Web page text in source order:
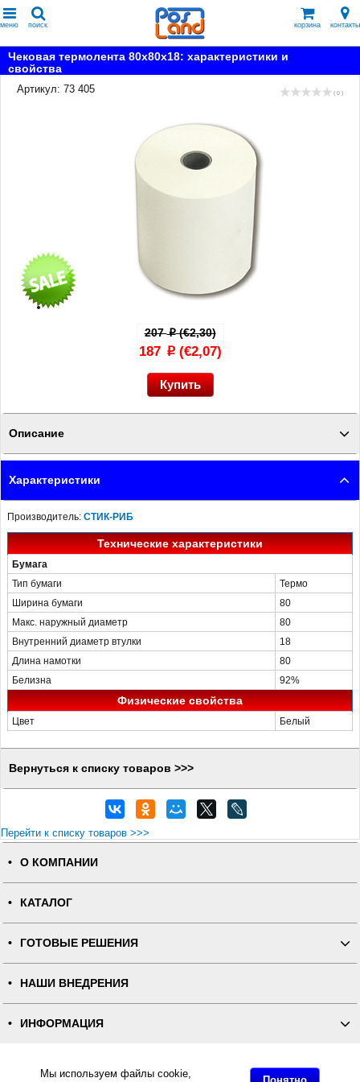
Понятно
Мы используем файлы cookie,
меню поиск корзина контакты
Чековая термолента 80x80x18: характеристики и
свойства
Артикул: 73 405
( 0 )
207p(€2,30)
187 p(€2,07)
Описание
сайте ПОСЛЭНД
Характеристики
Производитель: СТИК-РИБ
Технические характеристики
Бумага
Тип бумаги
Термо
Ширина бумаги
80
Макс. наружный диаметр
80
Внутренний диаметр втулки
18
Длина намотки
80
Белизна
92%
Физические свойства
Цвет Белый
Вернуться к списку товаров >>>
Перейти к списку товаров >>>
О КОМПАНИИ
КАТАЛОГ
ГОТОВЫЕ РЕШЕНИЯ
НАШИ ВНЕДРЕНИЯ
ИНФОРМАЦИЯ